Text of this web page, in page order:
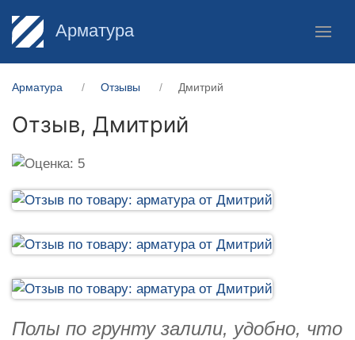
Арматура
Арматура Отзывы Дмитрий
Отзыв, Дмитрий
Полы по грунту залили, удобно, что